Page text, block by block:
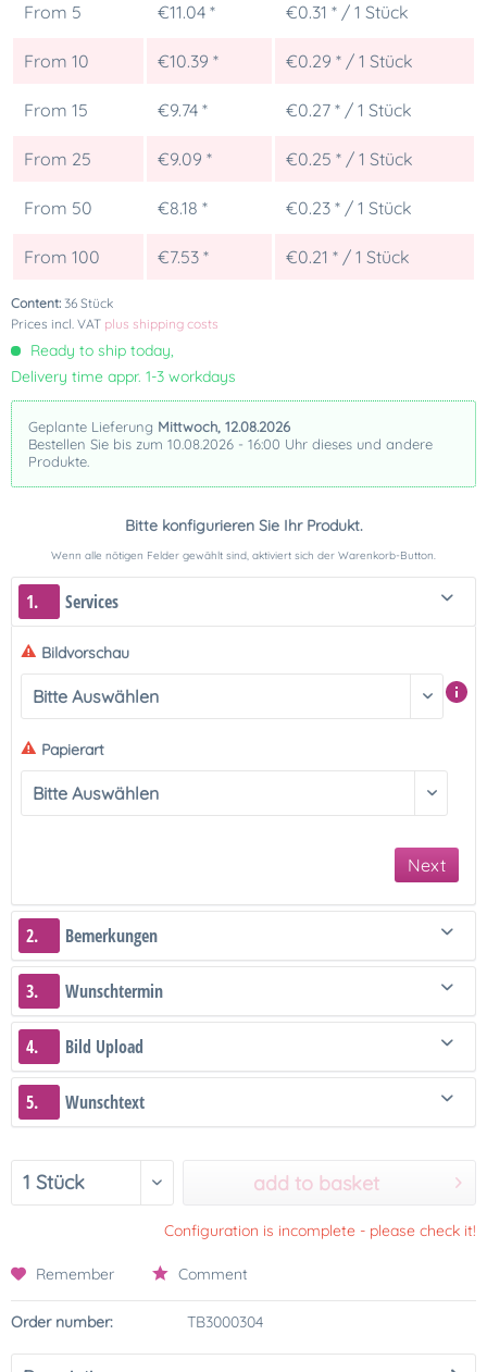
From 5 €11.04 * €0.31 * / 1 Stück
From 10 €10.39 * €0.29 * / 1 Stück
From 15 €9.74 * €0.27 * / 1 Stück
From 25 €9.09 * €0.25 * / 1 Stück
From 50 €8.18 * €0.23 * / 1 Stück
From 100 €7.53 * €0.21 * / 1 Stück
Content: 36 Stück
Prices incl. VAT plus shipping costs
Ready to ship today,
Delivery time appr. 1-3 workdays
Geplante Lieferung Mittwoch, 12.08.2026
Bestellen Sie bis zum 10.08.2026 - 16:00 Uhr dieses und andere
Produkte.
Bitte konfigurieren Sie Ihr Produkt.
Wenn alle nötigen Felder gewählt sind, aktiviert sich der Warenkorb-Button.
1. Services
Bildvorschau
Papierart
Next
2. Bemerkungen
3. Wunschtermin
4. Bild Upload
5. Wunschtext
add to basket
Configuration is incomplete - please check it!
Remember Comment
Order number: TB3000304